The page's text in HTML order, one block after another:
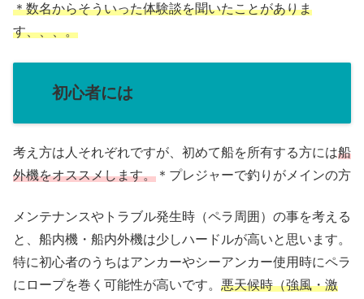
＊数名からそういった体験談を聞いたことがありま
す、、、。
初心者には
考え方は人それぞれですが、初めて船を所有する方には船
外機をオススメします。 ＊プレジャーで釣りがメインの方
メンテナンスやトラブル発生時（ペラ周囲）の事を考える
と、船内機・船内外機は少しハードルが高いと思います。
特に初心者のうちはアンカーやシーアンカー使用時にペラ
にロープを巻く可能性が高いです。 悪天候時（強風・激